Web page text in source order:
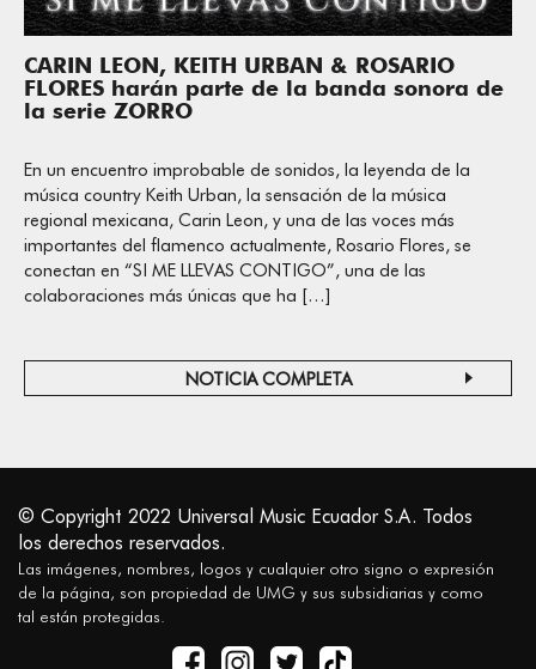
CARIN LEON, KEITH URBAN & ROSARIO
FLORES harán parte de la banda sonora de
la serie ZORRO
En un encuentro improbable de sonidos, la leyenda de la
música country Keith Urban, la sensación de la música
regional mexicana, Carin Leon, y una de las voces más
importantes del flamenco actualmente, Rosario Flores, se
conectan en “SI ME LLEVAS CONTIGO”, una de las
colaboraciones más únicas que ha […]
NOTICIA COMPLETA
© Copyright 2022 Universal Music Ecuador S.A. Todos
los derechos reservados.
Las imágenes, nombres, logos y cualquier otro signo o expresión
de la página, son propiedad de UMG y sus subsidiarias y como
tal están protegidas.